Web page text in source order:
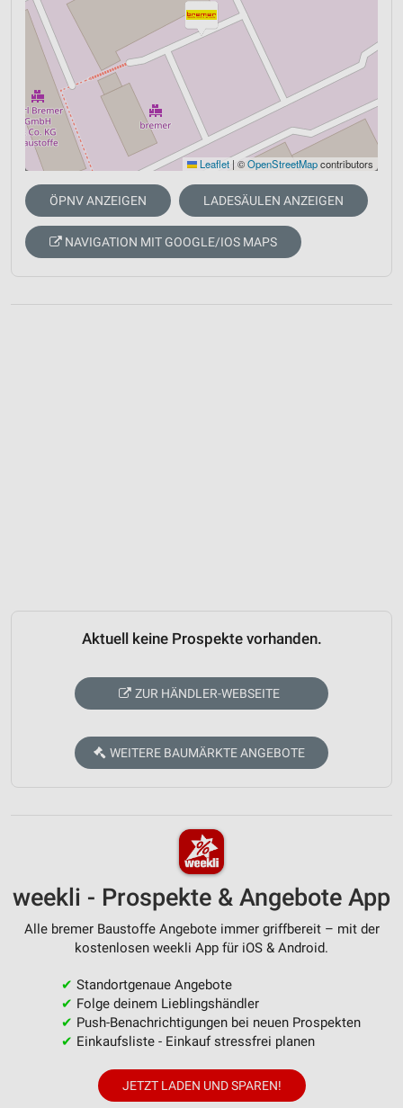
Leaflet | ©OpenStreetMapcontributors
ÖPNV ANZEIGEN LADESÄULEN ANZEIGEN
NAVIGATION MIT GOOGLE/IOS MAPS
Aktuell keine Prospekte vorhanden.
ZUR HÄNDLER-WEBSEITE
WEITERE BAUMÄRKTE ANGEBOTE
weekli - Prospekte & Angebote App
Alle bremer Baustoffe Angebote immer griffbereit – mit der
kostenlosen weekli App für iOS & Android.
✔ Standortgenaue Angebote
✔ Folge deinem Lieblingshändler
✔ Push-Benachrichtigungen bei neuen Prospekten
✔ Einkaufsliste - Einkauf stressfrei planen
JETZT LADEN UND SPAREN!